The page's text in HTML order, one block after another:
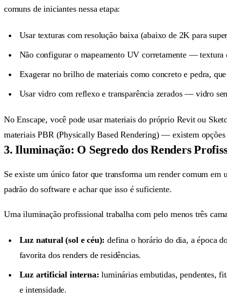
comuns de iniciantes nessa etapa:
Usar texturas com resolução baixa (abaixo de 2K para
Não configurar o mapeamento UV corretamente — textura
Exagerar no brilho de materiais como concreto e pedra,
Usar vidro com reflexo e transparência zerados — vidro
No Enscape, você pode usar materiais do próprio Revit ou
materiais PBR (Physically Based Rendering) — existem
3. Iluminação: O Segredo dos Renders
Se existe um único fator que transforma um render comum em
padrão do software e achar que isso é suficiente.
Uma iluminação profissional trabalha com pelo menos três
Luz natural (sol e céu): defina o horário do dia, a época
favorita dos renders de residências.
Luz artificial interna: luminárias embutidas, pendentes,
e intensidade.